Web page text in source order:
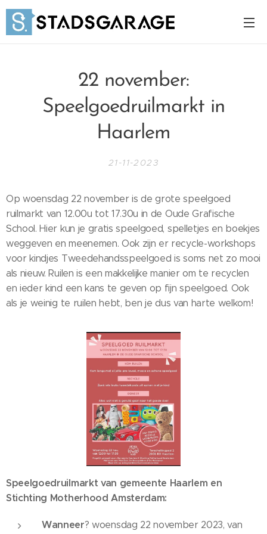
22 november:
Speelgoedruilmarkt in
Haarlem
21-11-2023
Op woensdag 22 november is de grote speelgoed
ruilmarkt van 12.00u tot 17.30u in de Oude Grafische
School. Hier kun je gratis speelgoed, spelletjes en boekjes
weggeven en meenemen. Ook zijn er recycle-workshops
voor kindjes Tweedehandsspeelgoed is soms net zo mooi
als nieuw. Ruilen is een makkelijke manier om te recyclen
en ieder kind een kans te geven op fijn speelgoed. Ook
als je weinig te ruilen hebt, ben je dus van harte welkom!
Speelgoedruilmarkt van gemeente Haarlem en
Stichting Motherhood Amsterdam:
Wanneer? woensdag 22 november 2023, van